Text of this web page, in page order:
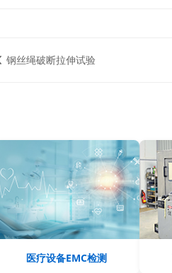
钢丝绳破断拉伸试验
医疗设备EMC检测